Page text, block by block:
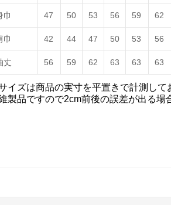
巾 47 50 53 56 59 62
巾 42 44 47 50 53 56
丈 56 59 62 63 63 63
イズは商品の実寸を平置きで計測して
製品ですので2cm前後の誤差が出る場